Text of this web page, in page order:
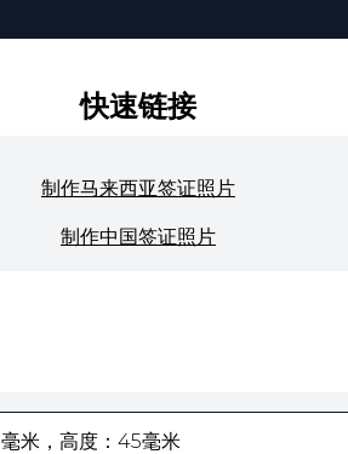
快速链接
制作马来西亚签证照片
制作中国签证照片
米，高度：45毫米